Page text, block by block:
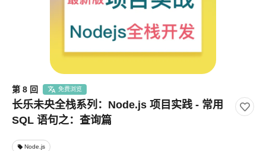
第 8 回 免费浏览
长乐未央全栈系列：Node.js 项目实践 - 常用
SQL 语句之：查询篇
local_offer Node.js